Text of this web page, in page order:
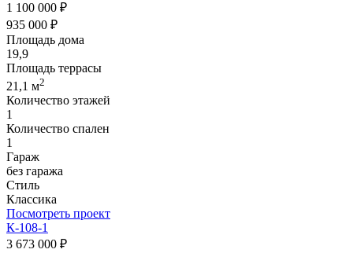
1 100 000 ₽
935 000 ₽
Площадь дома
19,9
Площадь террасы
21,1 м2
Количество этажей
1
Количество спален
1
Гараж
без гаража
Стиль
Классика
Посмотреть проект
К-108-1
3 673 000 ₽